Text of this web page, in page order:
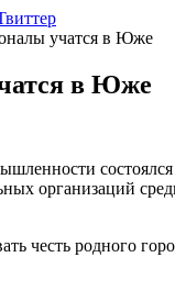
учатся в Юже
в Юже
организаций
честь родного